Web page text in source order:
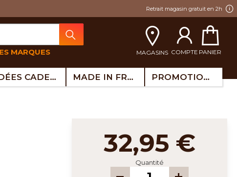
Retrait magasin gratuit en 2h
MARQUES MAGASINS COMPTE PANIER
IDÉES CADEAUX MADE IN FRANCE PROMOTIONS
32,95 €
Quantité